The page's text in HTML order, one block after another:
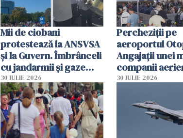
Mii de ciobani
protestează la ANSVSA
și la Guvern. Îmbrânceli
cu jandarmii și gaze
lacrimogene
30 IULIE 2026
Percheziții pe
aeroportul
Angajații unei
companii
parfumuri,
vânzării
30 IULIE 2026